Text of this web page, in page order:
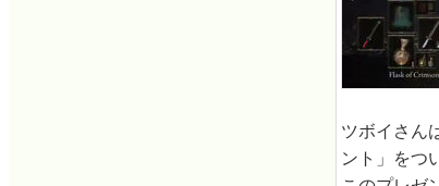
ツボイさん
ント」をつ